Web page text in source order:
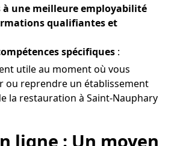
à une meilleure employabilité
qualifiantes et
spécifiques :
utile au moment où vous
ou reprendre un établissement
la restauration à Saint-Nauphary
ligne : Un moyen